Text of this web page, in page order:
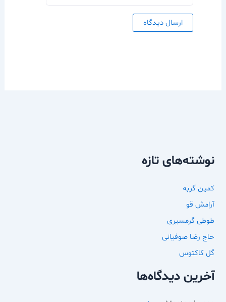
نوشته‌های تازه
کمین گربه
آرامش قو
طوطی گرمسیری
حاج رضا صوفیانی
گل کاکتوس
آخرین دیدگاه‌ها